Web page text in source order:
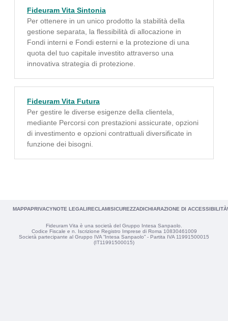
Fideuram Vita Sintonia
Per ottenere in un unico prodotto la stabilità della
gestione separata, la flessibilità di allocazione in
Fondi interni e Fondi esterni e la protezione di una
quota del tuo capitale investito attraverso una
innovativa strategia di protezione.
Fideuram Vita Futura
Per gestire le diverse esigenze della clientela,
mediante Percorsi con prestazioni assicurate, opzioni
di investimento e opzioni contrattuali diversificate in
funzione dei bisogni.
MAPPAPRIVACYNOTE LEGALIRECLAMISICUREZZADICHIARAZIONE DI ACCESSIBILITÀ
Fideuram Vita è una società del Gruppo Intesa Sanpaolo.
Codice Fiscale e n. Iscrizione Registro Imprese di Roma 10830461009
Società partecipante al Gruppo IVA “Intesa Sanpaolo” - Partita IVA 11991500015
(IT11991500015)